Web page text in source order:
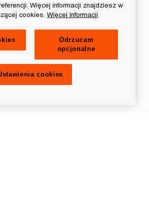
Więcej informacji znajdziesz w
cookies. Więcej Informacji
Odrzucam
opcjonalne
cookies